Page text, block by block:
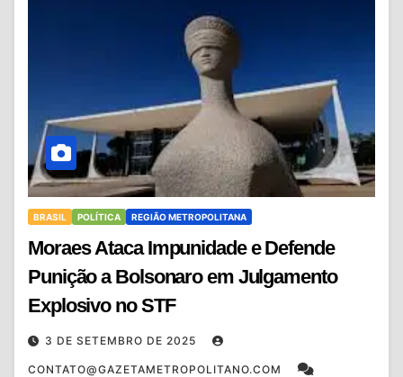
BRASIL POLÍTICA REGIÃO METROPOLITANA
Moraes Ataca Impunidade e Defende
Punição a Bolsonaro em Julgamento
Explosivo no STF
3 DE SETEMBRO DE 2025
CONTATO@GAZETAMETROPOLITANO.COM